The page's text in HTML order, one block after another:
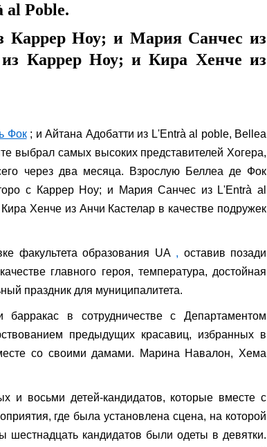
al Poble.
Ноу; и Мария Санчес из
Каррер Ноу; и Кира Хенче из
Фок; и Айтана Адобатти из L'Entrà al poble, Bellea
выбрал самых высоких представителей Хогера,
через два месяца. Взрослую Беллеа де Фок
с Каррер Ноу; и Мария Санчес из L'Entrà al
Хенче из Анчи Кастелар в качестве подружек
факультета образования UA , оставив позади
главного героя, температура, достойная
праздник для муниципалитета.
в сотрудничестве с Департаментом
предыдущих красавиц, избранных в
со своими дамами. Марина Навалон, Хема
и восьми детей-кандидатов, которые вместе с
где была установлена ​​сцена, на которой
шестнадцать кандидатов были одеты в девятки.